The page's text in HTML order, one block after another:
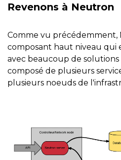
Revenons à Neutron
Comme vu précédemment,
composant haut niveau qui
avec beaucoup de solutions
composé de plusieurs
plusieurs noeuds de